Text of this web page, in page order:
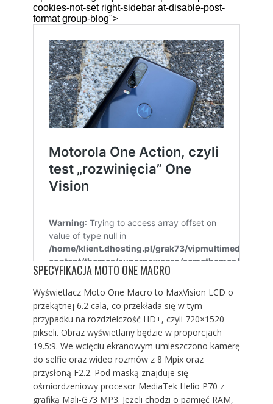
SPECYFIKACJA MOTO ONE MACRO
Wyświetlacz Moto One Macro to MaxVision LCD o
przekątnej 6.2 cala, co przekłada się w tym
przypadku na rozdzielczość HD+, czyli 720×1520
pikseli. Obraz wyświetlany będzie w proporcjach
19.5:9. We wcięciu ekranowym umieszczono kamerę
do selfie oraz wideo rozmów z 8 Mpix oraz
przysłoną F2.2. Pod maską znajduje się
ośmiordzeniowy procesor MediaTek Helio P70 z
grafiką Mali-G73 MP3. Jeżeli chodzi o pamięć RAM,